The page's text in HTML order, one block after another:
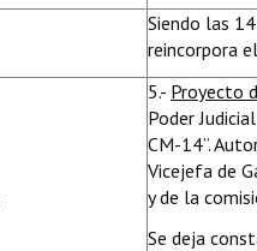
Siendo las
reincorpora
5.- Proyecto
Poder
CM-14”.
Vicejefa de
y de la
Se deja